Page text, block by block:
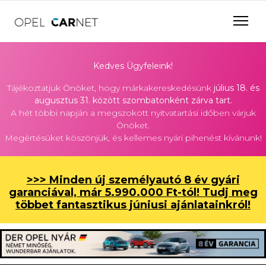
Kedves Ügyfeleink!
Tájékoztatjuk Önöket, hogy márkakereskedésünk július 18. és
augusztus 31. között szombatonként zárva tart.
A hét többi napján a megszokott nyitvatartási időben várjuk
Önöket.
Megértésüket köszönjük, és kellemes nyári pihenést kívánunk!
>>> Minden új személyautó 8 év gyári
garanciával, már 5.990.000 Ft-tól! Tudj meg
többet fantasztikus júniusi ajánlatainkról!